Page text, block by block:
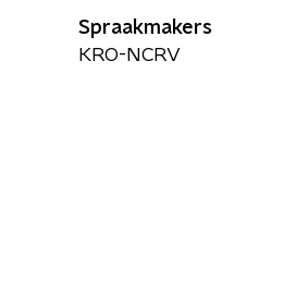
Spraakmakers
KRO-NCRV